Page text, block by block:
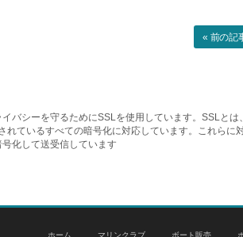
« 前の記
イバシーを守るためにSSLを使用しています。SSLと
れているすべての暗号化に対応しています。これら
化して送受信しています
ホーム マリンクラブ ボート販売